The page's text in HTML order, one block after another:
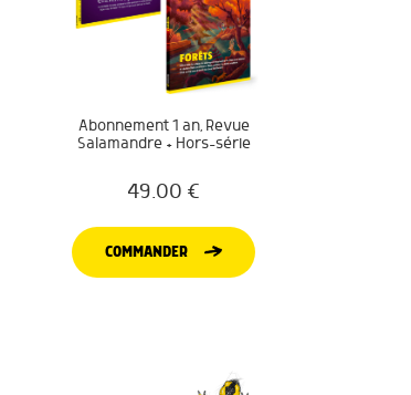
Abonnement 1 an, Revue
Salamandre + Hors-série
49.00 €
COMMANDER